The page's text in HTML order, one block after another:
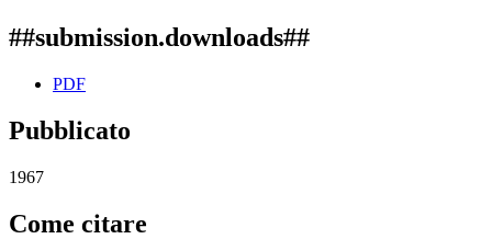
##submission.downloads##
PDF
Pubblicato
1967
Come citare